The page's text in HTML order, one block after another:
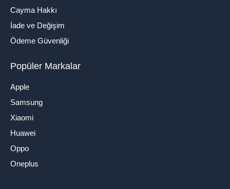
Cayma Hakkı
İade ve Değişim
Ödeme Güvenliği
Popüler Markalar
Apple
Samsung
Xiaomi
Huawei
Oppo
Oneplus